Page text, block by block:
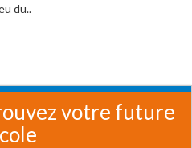
du..
votre future